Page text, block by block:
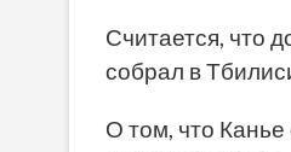
Считается, что
собрал в
О том, что Канье